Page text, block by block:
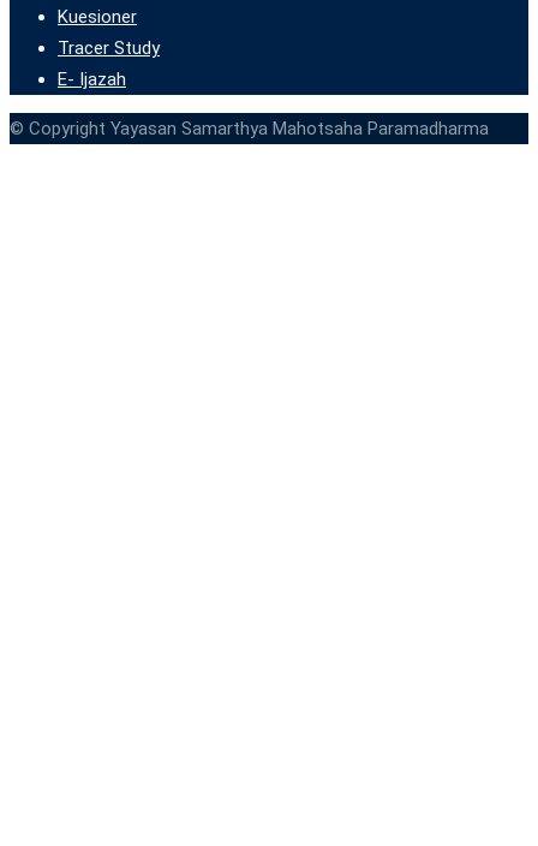
Kuesioner
Tracer Study
E- Ijazah
© Copyright Yayasan Samarthya Mahotsaha Paramadharma